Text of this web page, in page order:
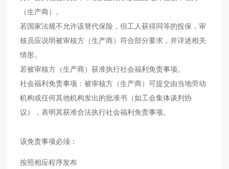
（生产商）。
若国家法规不允许该替代保险，但工人获得同等的投保，审
核员应说明被审核方（生产商）符合部分要求，并详述相关
情形。
若被审核方（生产商）获准执行社会福利免责事项。
社会福利免责事项：被审核方（生产商）可提交由当地劳动
机构或任何其他机构发出的批准书（如工会集体谈判协
议），表明其获准合法执行社会福利免责事项。
该免责事项必须：
按照相应程序发布